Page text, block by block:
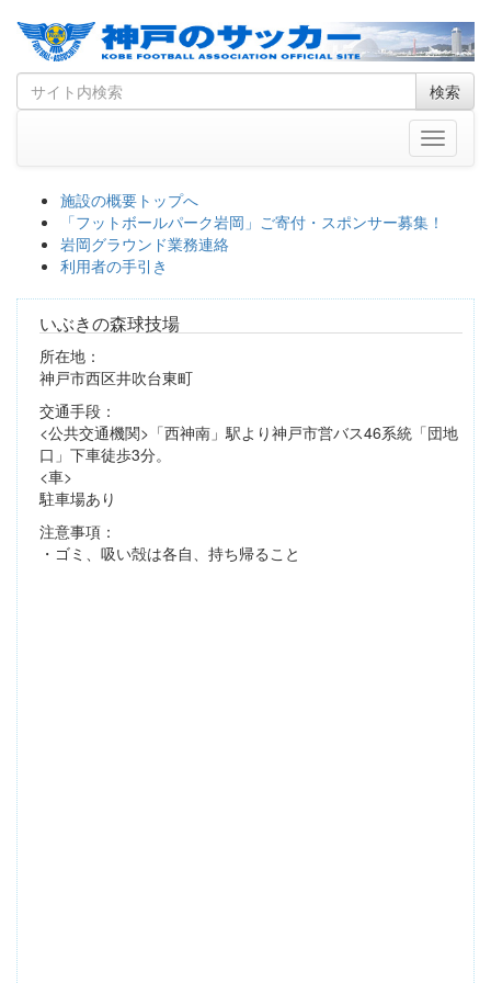
Skip
to
Search
for
検索
Toggle
施設の概要トップへ
「フットボールパーク岩岡」ご寄付・スポンサー募集！
岩岡グラウンド業務連絡
利用者の手引き
いぶきの森球技場
所在地：
神戸市西区井吹台東町
交通手段：
<公共交通機関>「西神南」駅より神戸市営バス46系統「団地
口」下車徒歩3分。
<車>
駐車場あり
注意事項：
・ゴミ、吸い殻は各自、持ち帰ること